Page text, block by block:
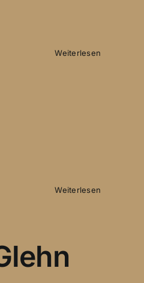
Weiterlesen
Weiterlesen